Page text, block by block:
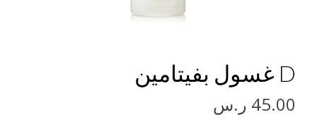
D غسول بفيتامين
45.00 ر.س